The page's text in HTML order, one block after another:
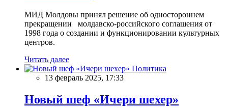
МИД Молдовы принял решение об одностороннем
прекращении молдавско-российского соглашения от
1998 года о создании и функционировании культурных
центров.
Читать далее
Политика
13 февраль 2025, 17:33
Новый шеф «Ичери шехер»